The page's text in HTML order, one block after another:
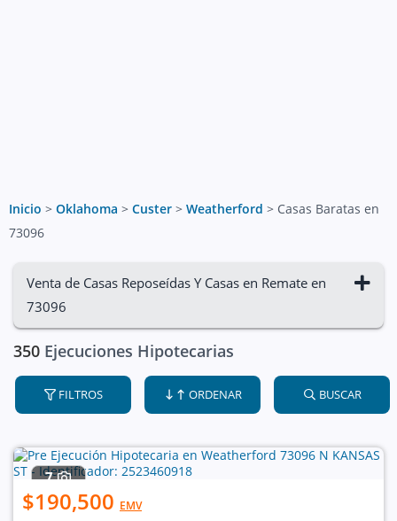
Inicio > Oklahoma > Custer > Weatherford > Casas Baratas en
73096
Venta de Casas Reposeídas Y Casas en Remate en
73096
350 Ejecuciones Hipotecarias
FILTROS ORDENAR BUSCAR
7
$190,500 EMV